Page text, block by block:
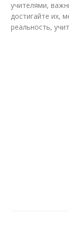
учителями,
достигайте их,
реальность,